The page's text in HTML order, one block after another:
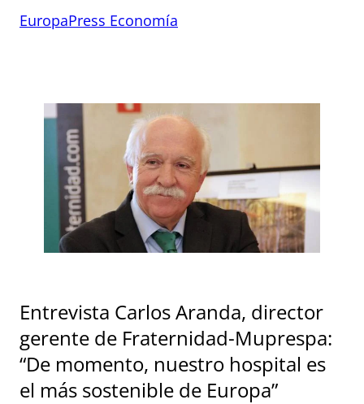
EuropaPress Economía
Entrevista Carlos Aranda, director
gerente de Fraternidad-Muprespa:
“De momento, nuestro hospital es
el más sostenible de Europa”